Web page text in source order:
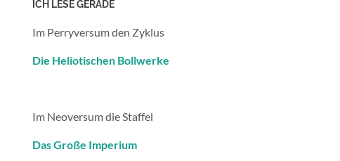
ICH LESE GERADE
Im Perryversum den Zyklus
Die Heliotischen Bollwerke
Im Neoversum die Staffel
Das Große Imperium